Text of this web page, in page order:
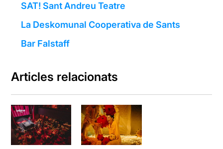
SAT! Sant Andreu Teatre
La Deskomunal Cooperativa de Sants
Bar Falstaff
Articles relacionats